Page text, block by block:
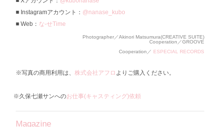
Instagramアカウント： @nanase_kubo
Web： な-せTime
Photographer／Akinori Matsumura(CREATIVE SUITE)
Cooperation／GROOVE
Cooperation／ ESPECIAL RECORDS
※写真の商用利用は、 株式会社アフロ よりご購入ください。
※久保七瀬サンへのお仕事(キャスティング)依頼
Magazine